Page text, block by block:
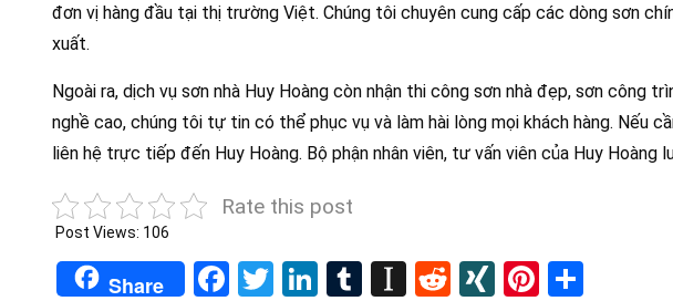
đơn vị hàng đầu tại thị trường Việt. Chúng tôi chuyên cung cấp các dòng sơn
xuất.
Ngoài ra, dịch vụ sơn nhà Huy Hoàng còn nhận thi công sơn nhà đẹp, sơn công
nghề cao, chúng tôi tự tin có thể phục vụ và làm hài lòng mọi khách hàng. Nếu
liên hệ trực tiếp đến Huy Hoàng. Bộ phận nhân viên, tư vấn viên của Huy Hoàng
Rate this post
Post Views: 106
Share Facebook
TwitterLinkedIn
Tumblr
Instapaper
RedditXINGPinterest